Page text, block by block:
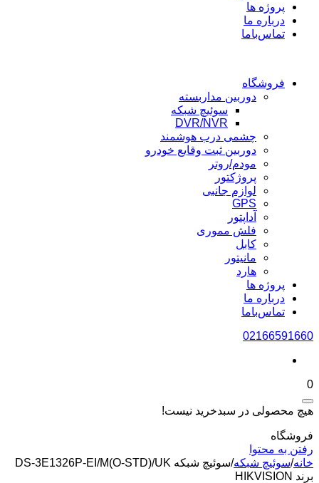
پروژه ها
درباره ما
تماس‌باما
فروشگاه
دوربین مداربسته
سوئیچ شبکه
DVR/NVR
چشمی درب هوشمند
دوربین ثبت وقایع خودرو
مودم/روتر
پروژکتور
لوازم جانبی
GPS
آداپتور
فلش مموری
کابل
مانیتور
هارد
پروژه ها
درباره ما
تماس‌باما
02166591660
0
هیچ محصولی در سبدخرید نیست!
فروشگاه
رفتن به محتوا
خانه/سوئیچ شبکه/
سوئیچ شبکه DS-3E1326P-EI/M(O-STD)/UK
برند HIKVISION